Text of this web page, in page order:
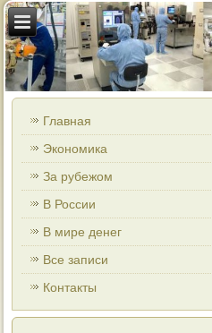
Главная
Экономика
За рубежом
В России
В мире денег
Все записи
Контакты